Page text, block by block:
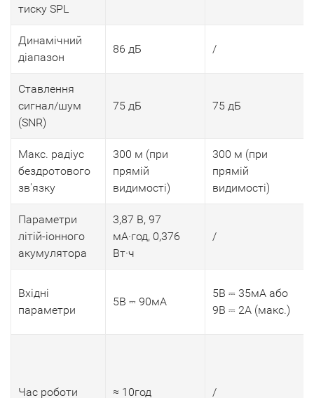
тиску SPL
Динамічний
діапазон
86 дБ /
Ставлення
сигнал/шум
(SNR)
75 дБ 75 дБ
Макс. радіус
бездротового
зв'язку
300 м (при
прямій
видимості)
300 м (при
прямій
видимості)
Параметри
літій-іонного
акумулятора
3,87 В, 97
мА·год, 0,376
Вт·ч
/
Вхідні
параметри
5В ⎓ 90мА
5В ⎓ 35мА або
9В ⎓ 2А (макс.)
Час роботи ≈ 10год /